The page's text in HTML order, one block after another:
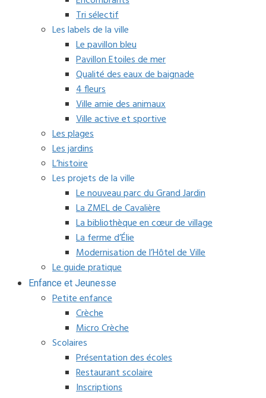
Tri sélectif
Les labels de la ville
Le pavillon bleu
Pavillon Etoiles de mer
Qualité des eaux de baignade
4 fleurs
Ville amie des animaux
Ville active et sportive
Les plages
Les jardins
L’histoire
Les projets de la ville
Le nouveau parc du Grand Jardin
La ZMEL de Cavalière
La bibliothèque en cœur de village
La ferme d’Élie
Modernisation de l’Hôtel de Ville
Le guide pratique
Enfance et Jeunesse
Petite enfance
Crèche
Micro Crèche
Scolaires
Présentation des écoles
Restaurant scolaire
Inscriptions